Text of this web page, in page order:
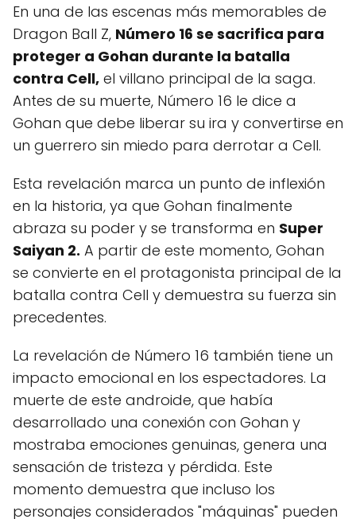
En una de las escenas más memorables de
Dragon Ball Z, Número 16 se sacrifica para
proteger a Gohan durante la batalla
contra Cell, el villano principal de la saga.
Antes de su muerte, Número 16 le dice a
Gohan que debe liberar su ira y convertirse en
un guerrero sin miedo para derrotar a Cell.
Esta revelación marca un punto de inflexión
en la historia, ya que Gohan finalmente
abraza su poder y se transforma en Super
Saiyan 2. A partir de este momento, Gohan
se convierte en el protagonista principal de la
batalla contra Cell y demuestra su fuerza sin
precedentes.
La revelación de Número 16 también tiene un
impacto emocional en los espectadores. La
muerte de este androide, que había
desarrollado una conexión con Gohan y
mostraba emociones genuinas, genera una
sensación de tristeza y pérdida. Este
momento demuestra que incluso los
personajes considerados "máquinas" pueden